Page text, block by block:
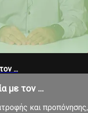
...
με τον ...
και